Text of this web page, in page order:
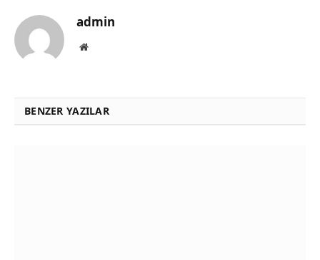
admin
Website
BENZER YAZILAR